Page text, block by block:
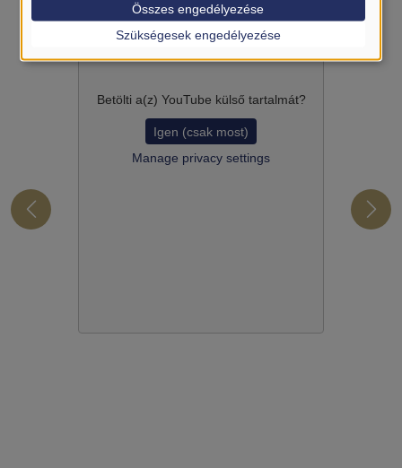
Betölti a(z) YouTube külső tartalmát?
Igen (csak most)
Manage privacy settings
Szükségesek engedélyezése
Összes engedélyezése